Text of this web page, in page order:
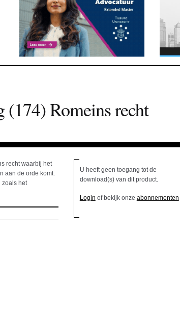
(174) Romeins recht
recht waarbij het
aan de orde komt.
zoals het
U heeft geen toegang tot de
download(s) van dit product.
Login of bekijk onze abonnementen